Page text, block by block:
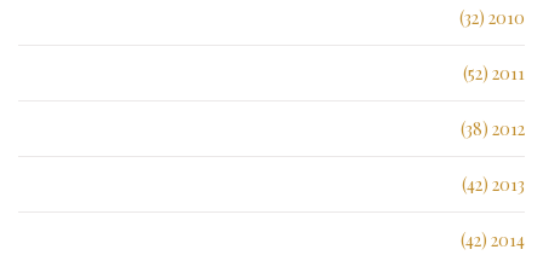
2010 (32)
2011 (52)
2012 (38)
2013 (42)
2014 (42)